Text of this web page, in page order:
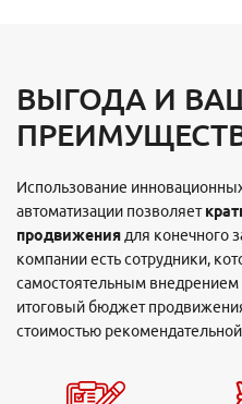
ВЫГОДА И
Использование
автоматизации позволяет
продвижения для конечного
компании есть сотрудники,
самостоятельным внедрением
итоговый бюджет
стоимостью